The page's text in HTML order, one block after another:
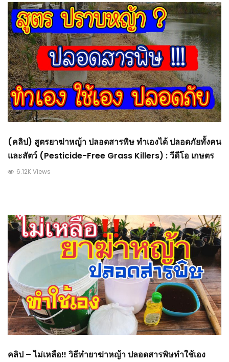
(คลิป) สูตรยาฆ่าหญ้า ปลอดสารพิษ ทำเองได้ ปลอดภัยทั้งคน
และสัตว์ (Pesticide-Free Grass Killers) : วีดีโอ เกษตร
6.12K Views
คลิป – ไม่เหลือ!! วิธีทำยาฆ่าหญ้า ปลอดสารพิษทำใช้เอง